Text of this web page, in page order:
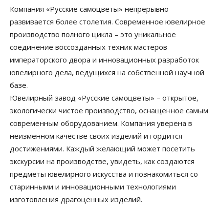
Компания «Русские самоцветы» непрерывно
развивается более столетия. Современное ювелирное
производство полного цикла – это уникальное
соединение воссозданных техник мастеров
императорского двора и инновационных разработок
ювелирного дела, ведущихся на собственной научной
базе.
Ювелирный завод «Русские самоцветы» – открытое,
экологически чистое производство, оснащенное самым
современным оборудованием. Компания уверена в
неизменном качестве своих изделий и гордится
достижениями. Каждый желающий может посетить
экскурсии на производстве, увидеть, как создаются
предметы ювелирного искусства и познакомиться со
старинными и инновационными технологиями
изготовления драгоценных изделий.